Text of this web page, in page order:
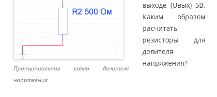
Принципиальная схема делителя
напряжения
выходе (Uвых) 5В.
Каким образом
расчитать
резисторы для
делителя
напряжения?